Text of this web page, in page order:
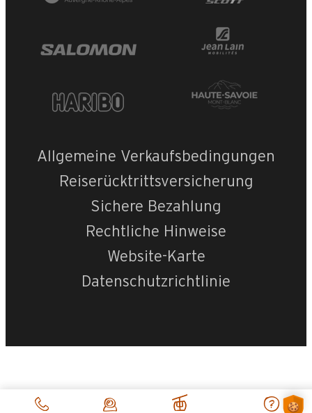
Allgemeine Verkaufsbedingungen
Reiserücktrittsversicherung
Sichere Bezahlung
Rechtliche Hinweise
Website-Karte
Datenschutzrichtlinie